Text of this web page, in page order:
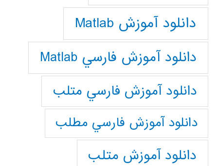
دانلود آموزش Matlab
دانلود آموزش فارسي Matlab
دانلود آموزش فارسي متلب
دانلود آموزش فارسي مطلب
دانلود آموزش متلب